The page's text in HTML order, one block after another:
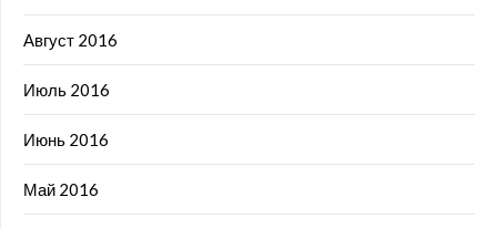
Август 2016
Июль 2016
Июнь 2016
Май 2016